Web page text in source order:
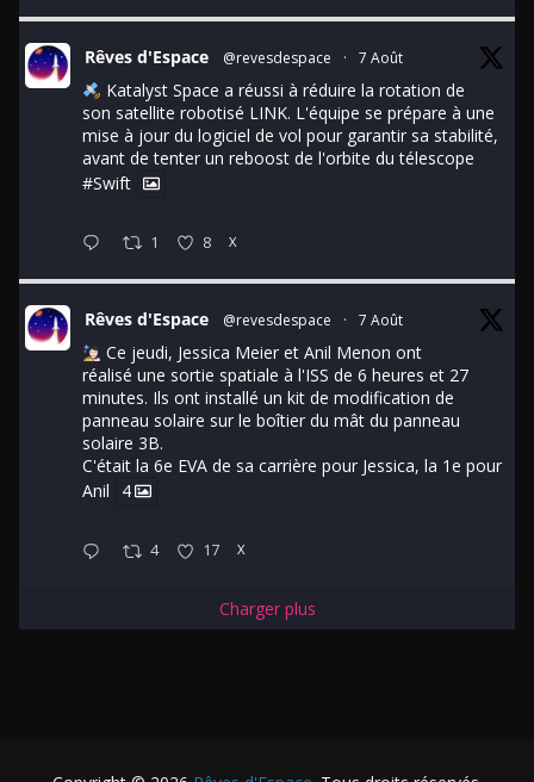
Rêves d'Espace @revesdespace · 7 Août
Katalyst Space a réussi à réduire la rotation de
son satellite robotisé LINK. L'équipe se prépare à une
mise à jour du logiciel de vol pour garantir sa stabilité,
avant de tenter un reboost de l'orbite du télescope
#Swift
1 8 X
Rêves d'Espace @revesdespace · 7 Août
Ce jeudi, Jessica Meier et Anil Menon ont
réalisé une sortie spatiale à l'ISS de 6 heures et 27
minutes. Ils ont installé un kit de modification de
panneau solaire sur le boîtier du mât du panneau
solaire 3B.
C'était la 6e EVA de sa carrière pour Jessica, la 1e pour
Anil
4
4 17 X
Charger plus